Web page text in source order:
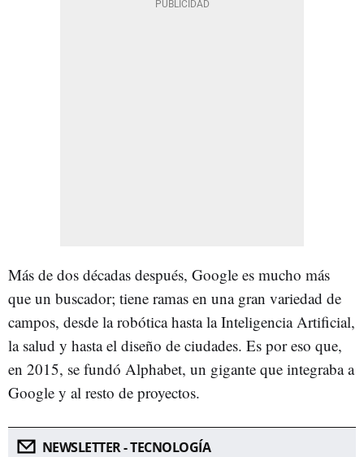
Más de dos décadas después, Google es mucho más
que un buscador; tiene ramas en una gran variedad de
campos, desde la robótica hasta la Inteligencia Artificial,
la salud y hasta el diseño de ciudades. Es por eso que,
en 2015, se fundó Alphabet, un gigante que integraba a
Google y al resto de proyectos.
NEWSLETTER - TECNOLOGÍA